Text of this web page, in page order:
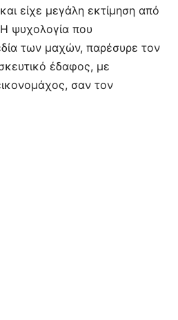
είχε μεγάλη εκτίμηση από
ψυχολογία που
των μαχών, παρέσυρε τον
έδαφος, με
σαν τον